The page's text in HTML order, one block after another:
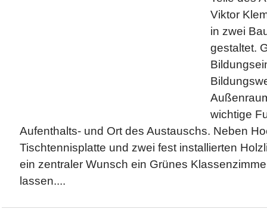
Viktor
in zwei
gestaltet.
wichtige
Aufenthalts- und Ort des Austauschs. Neben
Tischtennisplatte und zwei fest installierten
ein zentraler Wunsch ein Grünes
lassen....